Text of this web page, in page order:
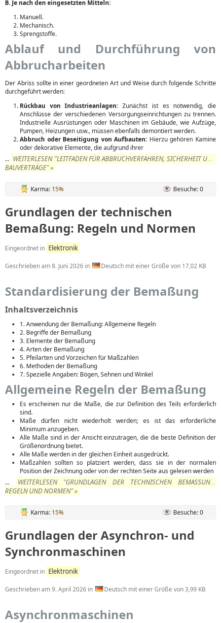
B. Je nach den eingesetzten Mitteln:
Manuell.
Mechanisch.
Sprengstoffe.
Ablauf und Durchführung von
Abbrucharbeiten
Der Abriss sollte in einer geordneten Art und Weise durch folgende Schritte
durchgeführt werden:
Rückbau von Industrieanlagen: Zunächst ist es notwendig, die
Anschlüsse der verschiedenen Versorgungseinrichtungen zu trennen.
Industrielle Ausrüstungen oder Maschinen im Gebäude, wie Aufzüge,
Pumpen, Heizungen usw., müssen ebenfalls demontiert werden.
Abbruch oder Beseitigung von Aufbauten: Hierzu gehören Kamine
oder dekorative Elemente, die aufgrund ihrer
... WEITERLESEN "LEITFADEN FÜR ABBRUCHVERFAHREN, SICHERHEIT UND
BAUVERTRÄGE" »
Karma: 15% Besuche: 0
Grundlagen der technischen
Bemaßung: Regeln und Normen
Eingeordnet in Elektronik
Geschrieben am8. Juni 2026 in Deutsch mit einer Größe von 17,02 KB
Standardisierung der Bemaßung
Inhaltsverzeichnis
1. Anwendung der Bemaßung: Allgemeine Regeln
2. Begriffe der Bemaßung
3. Elemente der Bemaßung
4. Arten der Bemaßung
5. Pfeilarten und Vorzeichen für Maßzahlen
6. Methoden der Bemaßung
7. Spezielle Angaben: Bögen, Sehnen und Winkel
Allgemeine Regeln der Bemaßung
Es erscheinen nur die Maße, die zur Definition des Teils erforderlich
sind.
Maße dürfen nicht wiederholt werden; es ist das erforderliche
Minimum anzugeben.
Alle Maße sind in der Ansicht einzutragen, die die beste Definition der
Größenordnung bietet.
Alle Maße werden in der gleichen Einheit ausgedrückt.
Maßzahlen sollten so platziert werden, dass sie in der normalen
Position der Zeichnung oder von der rechten Seite aus gelesen werden
...
WEITERLESEN "GRUNDLAGEN DER TECHNISCHEN BEMASSUNG: R
EGELN UND NORMEN" »
Karma: 15% Besuche: 0
Grundlagen der Asynchron- und
Synchronmaschinen
Eingeordnet in Elektronik
Geschrieben am9. April 2026 in Deutsch mit einer Größe von 3,99 KB
Asynchronmaschinen